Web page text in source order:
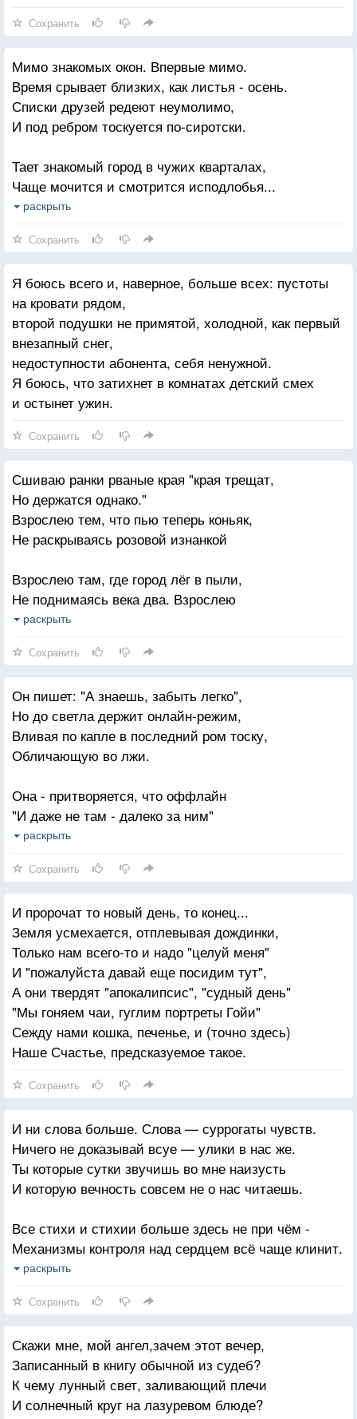
Родом из детства, где правда - набор из слов
Прямо в глаза и ни буквы - ножом в груди,
В то наше детство, где сложно понять любовь,
Но очень просто крикнуть "не уходи".
Кто-то срезает доброе за спиной.
Я почему-то хочу говорить о нас.
Только проклятая взрослость кричит "отбой".
Сохранить
Мимо знакомых окон. Впервые мимо.
Время срывает близких, как листья - осень.
Списки друзей редеют неумолимо,
И под ребром тоскуется по-сиротски.
Тает знакомый город в чужих кварталах,
Чаще мочится и смотрится исподлобья...
Нас остается мало. Предельно мало
раскрыть
Сохранить
Я боюсь всего и, наверное, больше всех: пустоты
на кровати рядом,
второй подушки не примятой, холодной, как первый
внезапный снег,
недоступности абонента, себя ненужной.
Я боюсь, что затихнет в комнатах детский смех
и остынет ужин.
Сохранить
Сшиваю ранки рваные края "края трещат,
Но держатся однако."
Взрослею тем, что пью теперь коньяк,
Не раскрываясь розовой изнанкой
Взрослею там, где город лёг в пыли,
Не поднимаясь века два. Взрослею
В его рассветной спёкшейся крови.
Шагаю в такт с толпой больших людей,
На ровный темп подкручивая сердце.
А по ночам так хочется к тебе, так зло и честно
хочется к тебе,
Что рвутся швы над вырезанным детством.
раскрыть
Сохранить
Он пишет: "А знаешь, забыть легко",
Но до светла держит онлайн-режим,
Вливая по капле в последний ром тоску,
Обличающую во лжи.
Она - притворяется, что оффлайн
"И даже не там - далеко за ним"
И учится в небе сжигать слова,
раскрыть
Сохранить
И пророчат то новый день, то конец...
Земля усмехается, отплевывая дождинки,
Только нам всего-то и надо "целуй меня"
И "пожалуйста давай еще посидим тут",
А они твердят "апокалипсис", "судный день"
"Мы гоняем чаи, гуглим портреты Гойи"
Сежду нами кошка, печенье, и (точно здесь)
Наше Счастье, предсказуемое такое.
Сохранить
И ни слова больше. Слова — суррогаты чувств.
Ничего не доказывай всуе — улики в нас же.
Ты которые сутки звучишь во мне наизусть
И которую вечность совсем не о нас читаешь.
Все стихи и стихии больше здесь не при чём -
Механизмы контроля над сердцем всё чаще клинит.
И когда ты вернешься — подставлю тебе плечо,
раскрыть
Сохранить
Скажи мне, мой ангел,зачем этот вечер,
Записанный в книгу обычной из судеб?
К чему лунный свет, заливающий плечи
И солнечный круг на лазуревом блюде?